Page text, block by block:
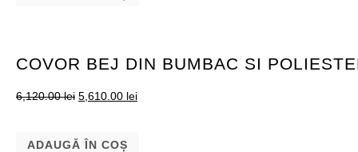
COVOR BEJ DIN BUMBAC SI
6,120.00lei 5,610.00 lei
ADAUGĂ ÎN COȘ